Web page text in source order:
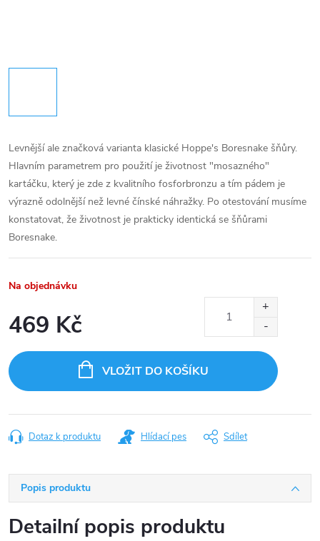
Levnější ale značková varianta klasické Hoppe's Boresnake šňůry.
Hlavním parametrem pro použití je životnost "mosazného"
kartáčku, který je zde z kvalitního fosforbronzu a tím pádem je
výrazně odolnější než levné čínské náhražky. Po otestování musíme
konstatovat, že životnost je prakticky identická se šňůrami
Boresnake.
Na objednávku
469 Kč
cena:
VLOŽIT DO KOŠÍKU
Dotaz k produktu Hlídací pes Sdílet
Popis produktu
Detailní popis produktu